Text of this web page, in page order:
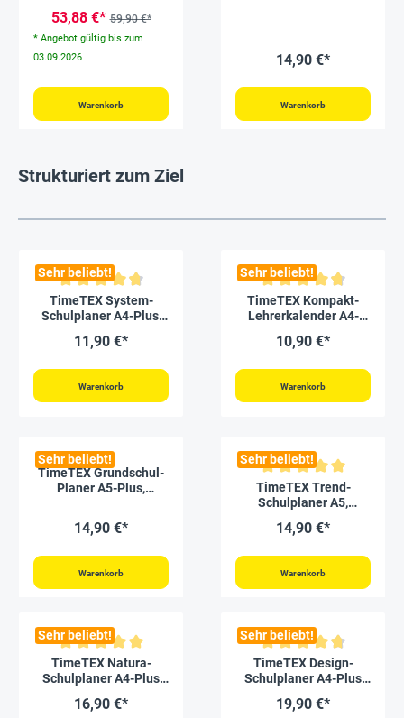
Schüben
53,88 €* 59,90 €*
* Angebot gültig bis zum
03.09.2026
Warenkorb
14,90 €*
Warenkorb
Strukturiert zum Ziel
Sehr beliebt!
Durchschnittliche Bewertung von 4.8 von 5 Sternen
TimeTEX System-
Schulplaner A4-Plus,
11,90 €*
Warenkorb
Sehr beliebt!
Durchschnittliche Bewertung
TimeTEX Kompakt-
Lehrerkalender A4-
10,90 €*
Warenkorb
Sehr beliebt!
TimeTEX Grundschul-
Planer A5-Plus,
14,90 €*
Warenkorb
Sehr beliebt!
Durchschnittliche Bewertung
TimeTEX Trend-
Schulplaner A5,
14,90 €*
Warenkorb
Sehr beliebt!
Durchschnittliche Bewertung von 5 von 5 Sternen
TimeTEX Natura-
Schulplaner A4-Plus
16,90 €*
Sehr beliebt!
Durchschnittliche Bewertung
TimeTEX Design-
Schulplaner A4-Plus
19,90 €*